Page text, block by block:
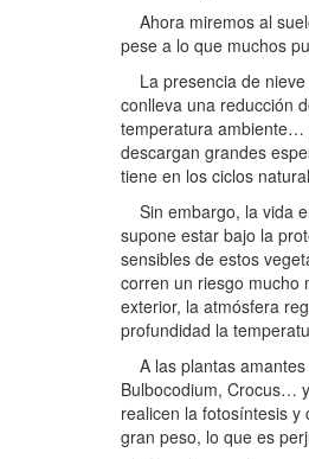
Ahora miremos al
pese a lo que muchos
La presencia de nieve
conlleva una reducción
temperatura ambiente…
descargan grandes
tiene en los ciclos
Sin embargo, la vida
supone estar bajo la
sensibles de estos
corren un riesgo mucho
exterior, la atmósfera
profundidad la
A las plantas amantes
Bulbocodium, Crocus…
realicen la fotosíntesis
gran peso, lo que es